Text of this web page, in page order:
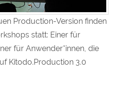
Production-Version finden
statt: Einer für
für Anwender*innen, die
Kitodo.Production 3.0